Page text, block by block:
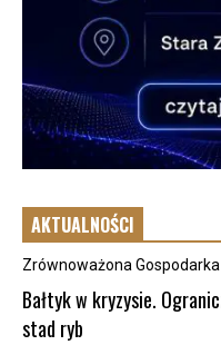
AKTUALNOŚCI
Zrównoważona Gospodarka
Bałtyk w kryzysie.
stad ryb